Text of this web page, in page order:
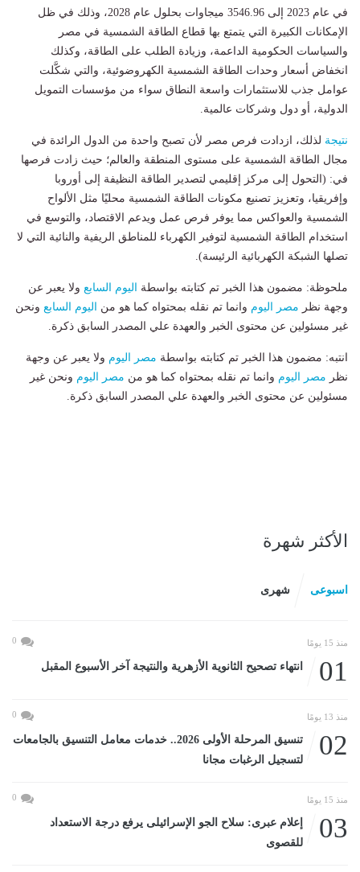
في عام 2023 إلى 3546.96 ميجاوات بحلول عام 2028، وذلك في ظل
الإمكانات الكبيرة التي يتمتع بها قطاع الطاقة الشمسية في مصر
والسياسات الحكومية الداعمة، وزيادة الطلب على الطاقة، وكذلك
انخفاض أسعار وحدات الطاقة الشمسية الكهروضوئية، والتي شكَّلت
عوامل جذب للاستثمارات واسعة النطاق سواء من مؤسسات التمويل
الدولية، أو دول وشركات عالمية.
نتيجة لذلك، ازدادت فرص مصر لأن تصبح واحدة من الدول الرائدة في
مجال الطاقة الشمسية على مستوى المنطقة والعالم؛ حيث زادت فرصها
في: (التحول إلى مركز إقليمي لتصدير الطاقة النظيفة إلى أوروبا
وإفريقيا، وتعزيز تصنيع مكونات الطاقة الشمسية محليًا مثل الألواح
الشمسية والعواكس مما يوفر فرص عمل ويدعم الاقتصاد، والتوسع في
استخدام الطاقة الشمسية لتوفير الكهرباء للمناطق الريفية والنائية التي لا
تصلها الشبكة الكهربائية الرئيسة).
ملحوظة: مضمون هذا الخبر تم كتابته بواسطة اليوم السابع ولا يعبر عن
وجهة نظر مصر اليوم وانما تم نقله بمحتواه كما هو من اليوم السابع ونحن
غير مسئولين عن محتوى الخبر والعهدة علي المصدر السابق ذكرة.
انتبه: مضمون هذا الخبر تم كتابته بواسطة مصر اليوم ولا يعبر عن وجهة
نظر مصر اليوم وانما تم نقله بمحتواه كما هو من مصر اليوم ونحن غير
مسئولين عن محتوى الخبر والعهدة علي المصدر السابق ذكرة.
الأكثر شهرة
اسبوعى شهرى
منذ 15 يومًا 0
01 انتهاء تصحيح الثانوية الأزهرية والنتيجة آخر الأسبوع المقبل
منذ 13 يومًا 0
02
تنسيق المرحلة الأولى 2026.. خدمات معامل التنسيق بالجامعات
لتسجيل الرغبات مجانا
منذ 15 يومًا 0
03
إعلام عبرى: سلاح الجو الإسرائيلى يرفع درجة الاستعداد
للقصوى